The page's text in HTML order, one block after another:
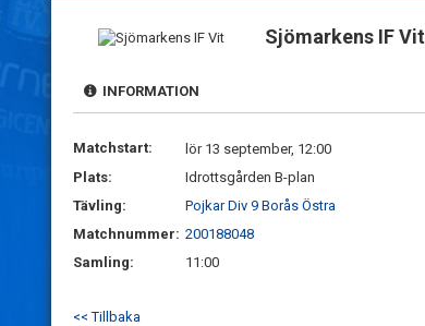
Sjömarkens IF Vit
INFORMATION
Matchstart:
lör 13 september, 12:00
Plats:
Idrottsgården B-plan
Tävling:
Pojkar Div 9 Borås Östra
Matchnummer: 200188048
Samling:
11:00
<< Tillbaka